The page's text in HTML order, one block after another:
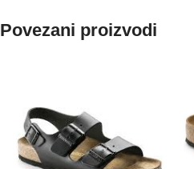
Povezani proizvodi